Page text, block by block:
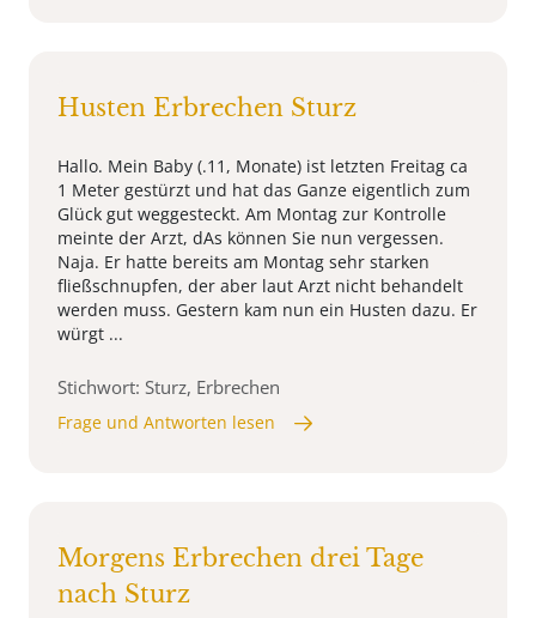
Husten Erbrechen Sturz
Hallo. Mein Baby (.11, Monate) ist letzten Freitag ca
1 Meter gestürzt und hat das Ganze eigentlich zum
Glück gut weggesteckt. Am Montag zur Kontrolle
meinte der Arzt, dAs können Sie nun vergessen.
Naja. Er hatte bereits am Montag sehr starken
fließschnupfen, der aber laut Arzt nicht behandelt
werden muss. Gestern kam nun ein Husten dazu. Er
würgt ...
Stichwort: Sturz, Erbrechen
Frage und Antworten lesen
Morgens Erbrechen drei Tage
nach Sturz